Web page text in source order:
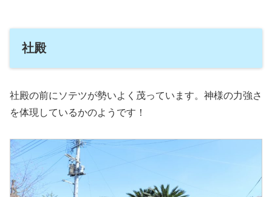
社殿
社殿の前にソテツが勢いよく茂っています。神様の力強さ
を体現しているかのようです！